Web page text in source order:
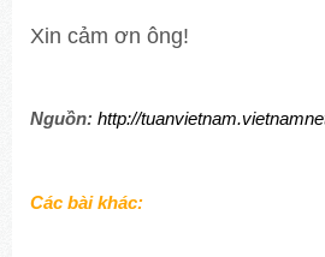
Xin cảm ơn ông!
Nguồn: http://
Các bài khác: